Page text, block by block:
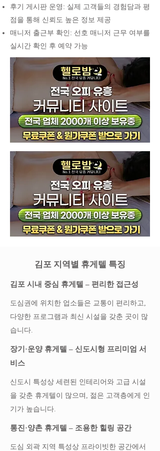
후기 게시판 운영: 실제 고객들의 경험담과 평
점을 통해 신뢰도 높은 정보 제공
매니저 출근부 확인: 선호 매니저 근무 여부를
실시간 확인 후 예약 가능
김포 지역별 휴게텔 특징
김포 시내 중심 휴게텔 – 편리한 접근성
도심권에 위치한 업소들은 교통이 편리하고,
다양한 프로그램과 최신 시설을 갖춘 곳이 많
습니다.
장기·운양 휴게텔 – 신도시형 프리미엄 서
비스
신도시 특성상 세련된 인테리어와 고급 시설
을 갖춘 휴게텔이 많으며, 젊은 고객층에게 인
기가 높습니다.
통진·양촌 휴게텔 – 조용한 힐링 공간
도심 외곽 지역 특성상 프라이빗한 공간에서